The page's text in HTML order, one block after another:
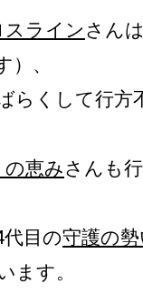
スライン さん
）、
らくして行方
の恵みさんも
目の守護の勢
ます。